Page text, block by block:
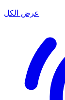
عرض الكل